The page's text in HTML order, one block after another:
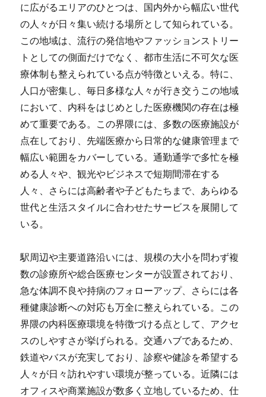
に広がるエリアのひとつは、国内外から幅広い世代
の人々が日々集い続ける場所として知られている。
この地域は、流行の発信地やファッションストリー
トとしての側面だけでなく、都市生活に不可欠な医
療体制も整えられている点が特徴といえる。特に、
人口が密集し、毎日多様な人々が行き交うこの地域
において、内科をはじめとした医療機関の存在は極
めて重要である。この界隈には、多数の医療施設が
点在しており、先端医療から日常的な健康管理まで
幅広い範囲をカバーしている。通勤通学で多忙を極
める人々や、観光やビジネスで短期間滞在する
人々、さらには高齢者や子どもたちまで、あらゆる
世代と生活スタイルに合わせたサービスを展開して
いる。
駅周辺や主要道路沿いには、規模の大小を問わず複
数の診療所や総合医療センターが設置されており、
急な体調不良や持病のフォローアップ、さらには各
種健康診断への対応も万全に整えられている。この
界隈の内科医療環境を特徴づける点として、アクセ
スのしやすさが挙げられる。交通ハブであるため、
鉄道やバスが充実しており、診察や健診を希望する
人々が日々訪れやすい環境が整っている。近隣には
オフィスや商業施設が数多く立地しているため、仕